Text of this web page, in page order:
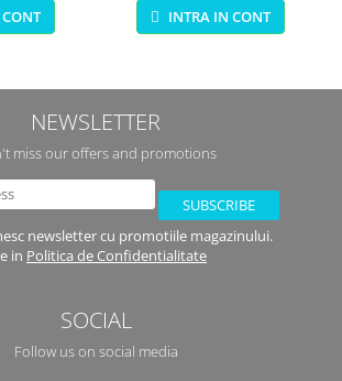
INTRA IN CONT
NEWSLETTER
miss our offers and promotions
newsletter cu promotiile magazinului.
in Politica de Confidentialitate
SOCIAL
Follow us on social media